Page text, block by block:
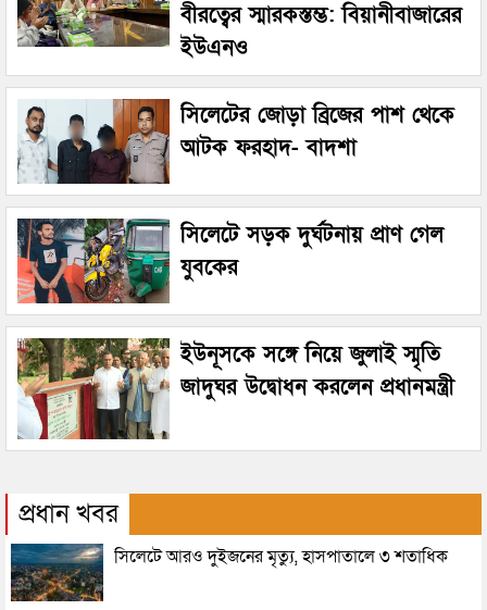
বীরত্বের স্মারকস্তম্ভ: বিয়ানীবাজারের
ইউএনও
সিলেটের জোড়া ব্রিজের পাশ থেকে
আটক ফরহাদ- বাদশা
সিলেটে সড়ক দুর্ঘটনায় প্রাণ গেল
যুবকের
ইউনূসকে সঙ্গে নিয়ে জুলাই স্মৃতি
জাদুঘর উদ্বোধন করলেন প্রধানমন্ত্রী
প্রধান খবর
সিলেটে আরও দুইজনের মৃত্যু, হাসপাতালে ৩ শতাধিক